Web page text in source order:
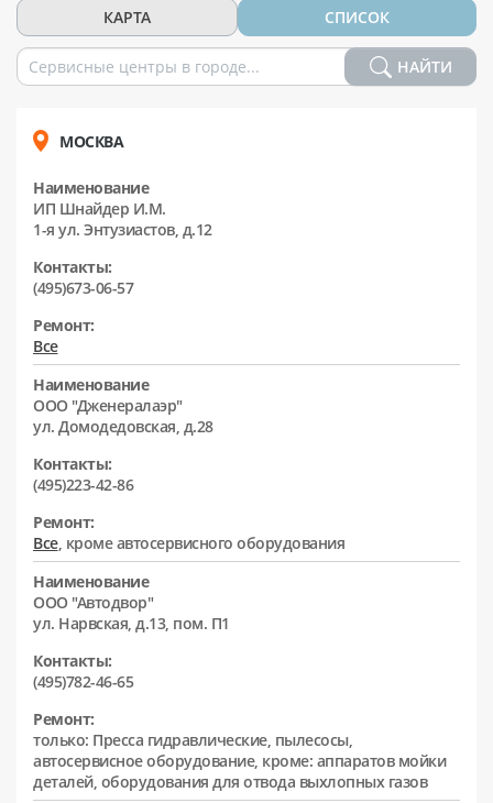
КАРТА СПИСОК
НАЙТИ
МОСКВА
Наименование
ИП Шнайдер И.М.
1-я ул. Энтузиастов, д.12
Контакты:
(495)673-06-57
Ремонт:
Все
Наименование
ООО "Дженералаэр"
ул. Домодедовская, д.28
Контакты:
(495)223-42-86
Ремонт:
Все, кроме автосервисного оборудования
Наименование
ООО "Автодвор"
ул. Нарвская, д.13, пом. П1
Контакты:
(495)782-46-65
Ремонт:
только: Пресса гидравлические, пылесосы,
автосервисное оборудование, кроме: аппаратов мойки
деталей, оборудования для отвода выхлопных газов